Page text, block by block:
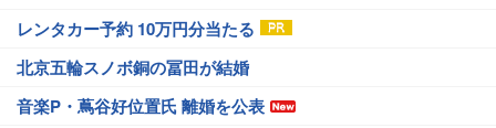
レンタカー予約 10万円分当たる
北京五輪スノボ銅の冨田が結婚
音楽P・蔦谷好位置氏 離婚を公表